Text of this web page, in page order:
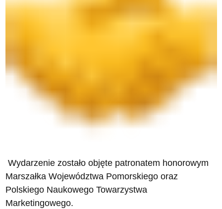
Wydarzenie zostało objęte patronatem honorowym
Marszałka Województwa Pomorskiego oraz
Polskiego Naukowego Towarzystwa
Marketingowego.